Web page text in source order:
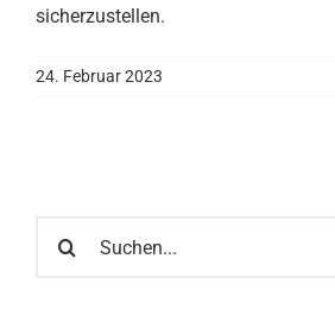
sicherzustellen.
24. Februar 2023
nach: